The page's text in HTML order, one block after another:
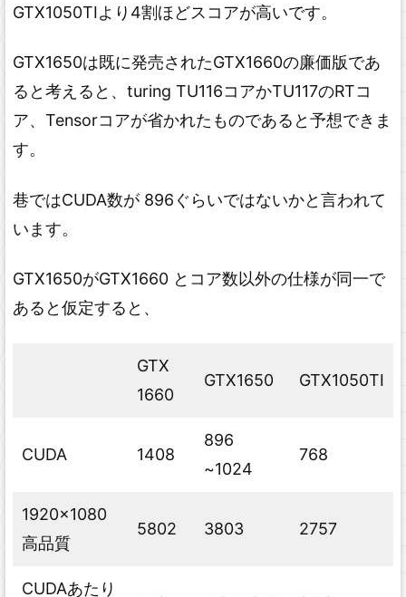
GTX1050TIより4割ほどスコアが高いです。
GTX1650は既に発売されたGTX1660の廉価版であ
ると考えると、turing TU116コアかTU117のRTコ
ア、Tensorコアが省かれたものであると予想できま
す。
巷ではCUDA数が 896ぐらいではないかと言われて
います。
GTX1650がGTX1660 とコア数以外の仕様が同一で
あると仮定すると、
GTX
1660
GTX1650 GTX1050TI
CUDA 1408
896
~1024
768
1920x1080
高品質
5802 3803 2757
CUDAあたり